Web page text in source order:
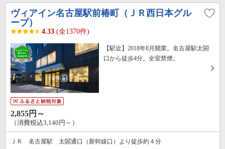
ヴィアイン名古屋駅前椿町（ＪＲ西日本グル
ープ）
4.33 (全1370件)
【駅近】2018年8月開業。名古屋駅太閤
口から徒歩4分。全室禁煙。
2,855円～
（消費税込3,140円～）
ＪＲ 名古屋駅 太閤通口（新幹線口）より徒歩約４分